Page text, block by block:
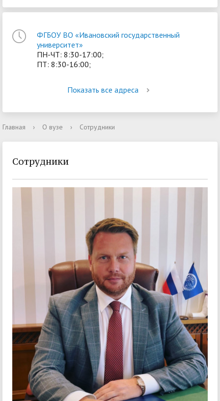
ФГБОУ ВО «Ивановский государственный
университет»
ПН-ЧТ: 8:30-17:00;
ПТ: 8:30-16:00;
Показать все адреса
Главная › О вузе › Сотрудники
Сотрудники